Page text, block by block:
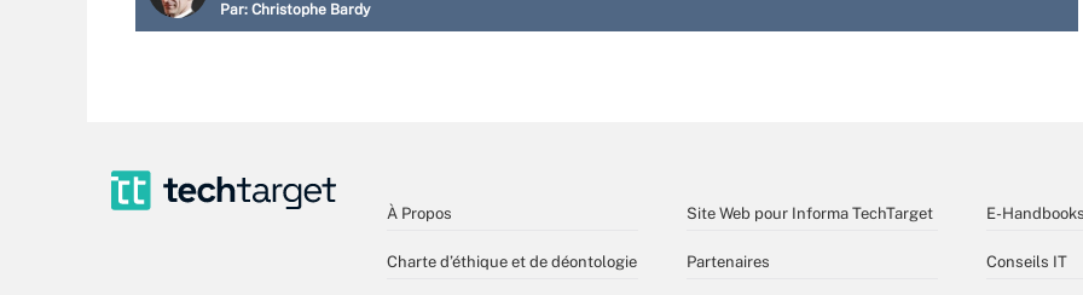
Par: Christophe Bardy
À Propos
Charte d’éthique et de déontologie
Site Web pour Informa TechTarget
Partenaires
E-
Conseils IT